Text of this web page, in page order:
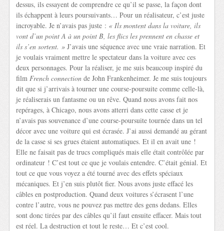
dessus, ils essayent de comprendre ce qu’il se passe, la façon dont
ils échappent à leurs poursuivants… Pour un réalisateur, c’est juste
incroyable. Je n’avais pas juste : « Ils montent dans la voiture, ils
vont d’un point A à un point B, les flics les prennent en chasse et
ils s’en sortent. » J’avais une séquence avec une vraie narration. Et
je voulais vraiment mettre le spectateur dans la voiture avec ces
deux personnages. Pour la réaliser, je me suis beaucoup inspiré du
film French connection de John Frankenheimer. Je me suis toujours
dit que si j’arrivais à tourner une course-poursuite comme celle-là,
je réaliserais un fantasme ou un rêve. Quand nous avons fait nos
repérages, à Chicago, nous avons atterri dans cette casse et je
n’avais pas souvenance d’une course-poursuite tournée dans un tel
décor avec une voiture qui est écrasée. J’ai aussi demandé au gérant
de la casse si ses grues étaient automatiques. Et il en avait une !
Elle ne faisait pas de trucs compliqués mais elle était contrôlée par
ordinateur ! C’est tout ce que je voulais entendre. C’était génial. Et
tout ce que vous voyez a été tourné avec des effets spéciaux
mécaniques. Et j’en suis plutôt fier. Nous avons juste effacé les
câbles en postproduction. Quand deux voitures s’écrasent l’une
contre l’autre, vous ne pouvez pas mettre des gens dedans. Elles
sont donc tirées par des câbles qu’il faut ensuite effacer. Mais tout
est réel. La destruction et tout le reste… Et c’est cool.